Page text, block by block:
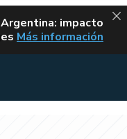
impacto
CLARITY ACT EN
Más información